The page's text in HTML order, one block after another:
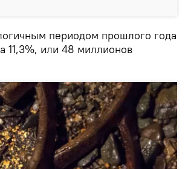
периодом прошлого года
11,3%, или 48 миллионов